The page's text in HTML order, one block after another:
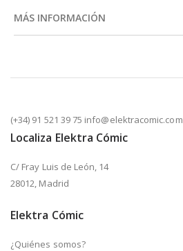
MÁS INFORMACIÓN
(+34) 91 521 39 75 info@elektracomic.com
Localiza Elektra Cómic
C/ Fray Luis de León, 14
28012, Madrid
Elektra Cómic
¿Quiénes somos?